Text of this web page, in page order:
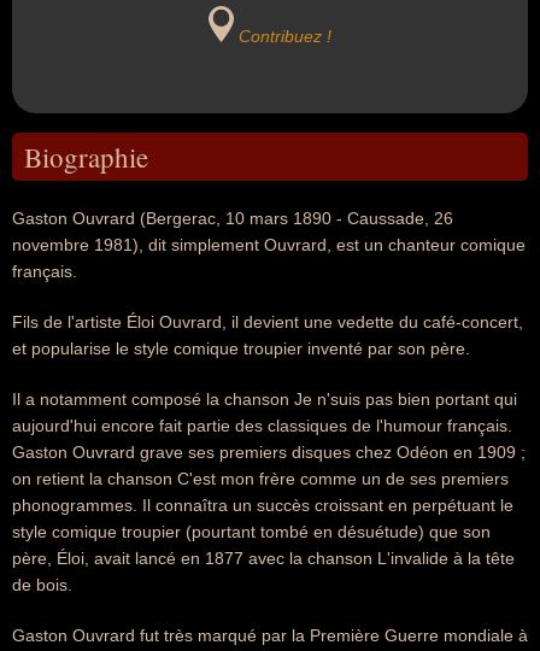
Contribuez !
Biographie
Gaston Ouvrard (Bergerac, 10 mars 1890 - Caussade, 26
novembre 1981), dit simplement Ouvrard, est un chanteur comique
français.
Fils de l'artiste Éloi Ouvrard, il devient une vedette du café-concert,
et popularise le style comique troupier inventé par son père.
Il a notamment composé la chanson Je n'suis pas bien portant qui
aujourd'hui encore fait partie des classiques de l'humour français.
Gaston Ouvrard grave ses premiers disques chez Odéon en 1909 ;
on retient la chanson C'est mon frère comme un de ses premiers
phonogrammes. Il connaîtra un succès croissant en perpétuant le
style comique troupier (pourtant tombé en désuétude) que son
père, Éloi, avait lancé en 1877 avec la chanson L'invalide à la tête
de bois.
Gaston Ouvrard fut très marqué par la Première Guerre mondiale à